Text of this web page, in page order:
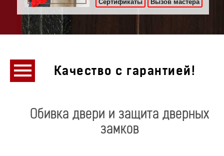
Сертификаты Вызов мастера
Качество с гарантией!
Обивка двери и защита дверных
замков